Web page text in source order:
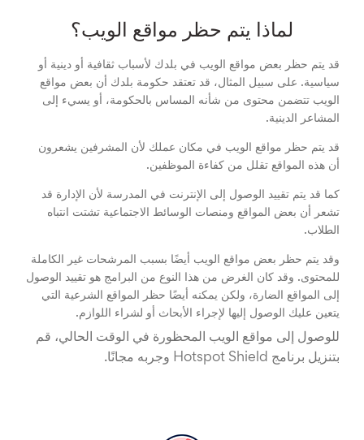
لماذا يتم حظر مواقع الويب؟
قد يتم حظر بعض مواقع الويب في بلدك لأسباب ثقافية أو دينية أو
سياسية. على سبيل المثال، قد تعتقد حكومة بلدك أن بعض مواقع
الويب تتضمن محتوى من شأنه المساس بالحكومة، أو يسيء إلى
المشاعر الدينية.
قد يتم حظر مواقع الويب في مكان عملك لأن المشرفين يشعرون
أن هذه المواقع تقلل من كفاءة الموظفين.
كما قد يتم تقييد الوصول إلى الإنترنت في المدرسة لأن الإدارة قد
تشعر أن بعض المواقع ومنصات الوسائط الاجتماعية تشتت انتباه
الطلاب.
وقد يتم حظر بعض مواقع الويب أيضًا بسبب المرشحات غير الكاملة
للمحتوى. وقد كان الغرض من هذا النوع من البرامج هو تقييد الوصول
إلى المواقع الضارة، ولكن يمكنه أيضًا حظر المواقع الشرعية التي
يتعين عليك الوصول إليها لإجراء الأبحاث أو لشراء اللوازم.
للوصول إلى مواقع الويب المحظورة في الوقت الحالي، قم
بتنزيل برنامج Hotspot Shield وجربه مجانًا.